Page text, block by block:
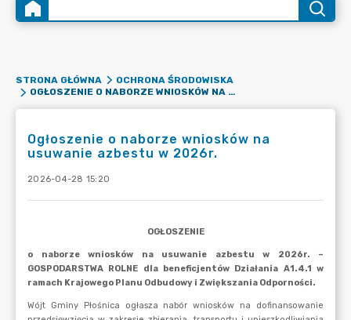
STRONA GŁÓWNA
OCHRONA ŚRODOWISKA
OGŁOSZENIE O NABORZE WNIOSKÓW NA USUWANIE AZBESTU W 2026R.
Ogłoszenie o naborze wniosków na
usuwanie azbestu w 2026r.
2026-04-28 15:20